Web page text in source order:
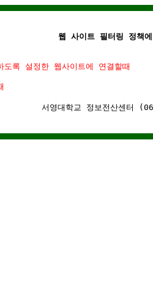
웹 사이트 필터링 정책
록 설정한 웹사이트에 연결할때
서영대학교 정보전산센터